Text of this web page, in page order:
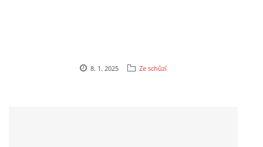
8. 1. 2025 Ze schůzí